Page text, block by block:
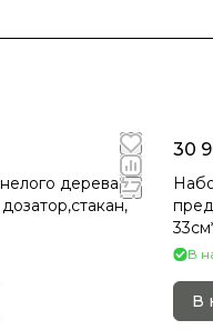
дерева 2
30
В
В